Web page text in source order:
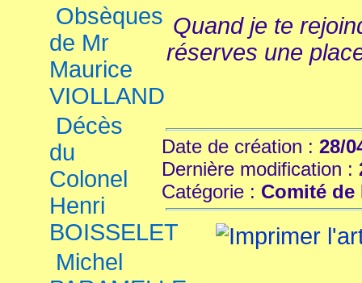
Obsèques
de Mr
Maurice
VIOLLAND
Décès
du
Colonel
Henri
BOISSELET
Michel
Quand je te
réserves une
Date de création : 28/
Dernière modification :
Catégorie : Comité de